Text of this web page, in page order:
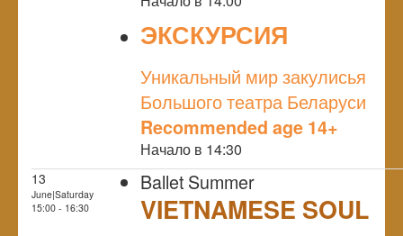
ЭКСКУРСИЯ
Уникальный мир закулисья
Большого театра Беларуси
Recommended age 14+
Начало в 14:30
13
June|Saturday
15:00 - 16:30
Ballet Summer
VIETNAMESE SOUL